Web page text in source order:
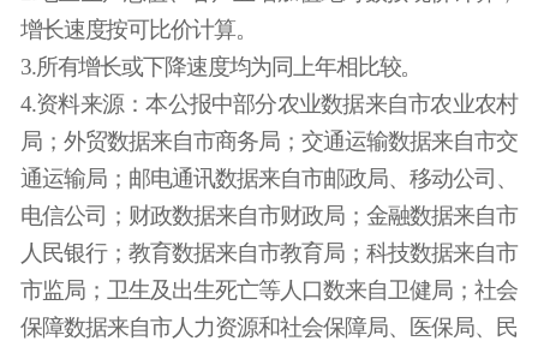
增长速度按可比价计算。
3.所有增长或下降速度均为同上年相比较。
4.资料来源：本公报中部分农业数据来自市农业农村
局；外贸数据来自市商务局；交通运输数据来自市交
通运输局；邮电通讯数据来自市邮政局、移动公司、
电信公司；财政数据来自市财政局；金融数据来自市
人民银行；教育数据来自市教育局；科技数据来自市
市监局；卫生及出生死亡等人口数来自卫健局；社会
保障数据来自市人力资源和社会保障局、医保局、民